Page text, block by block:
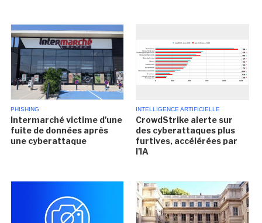
PHISHING
Intermarché victime d'une
fuite de données après
une cyberattaque
INTELLIGENCE ARTIFICIELLE
CrowdStrike alerte sur
des cyberattaques plus
furtives, accélérées par
l'IA